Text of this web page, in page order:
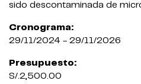
sido descontaminada de
Cronograma:
29/11/2024 - 29/11/2026
Presupuesto:
S/.2,500.00